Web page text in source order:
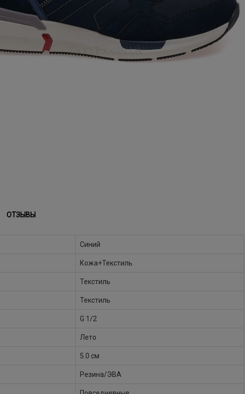
ОТЗЫВЫ
Синий
Кожа+Текстиль
Текстиль
Текстиль
G 1/2
Лето
5.0 см
Резина/ЭВА